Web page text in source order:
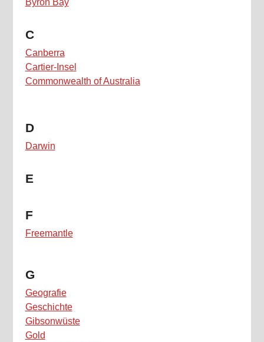
Byron Bay
C
Canberra
Cartier-Insel
Commonwealth of Australia
D
Darwin
E
F
Freemantle
G
Geografie
Geschichte
Gibsonwüste
Gold